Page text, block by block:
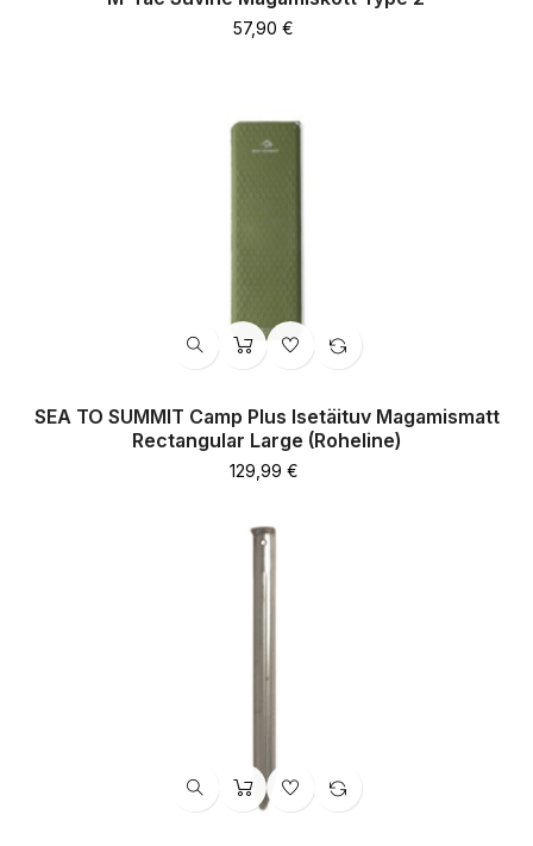
Hind
57,90 €
SEA TO SUMMIT Camp Plus Isetäituv Magamismatt
Rectangular Large (roheline)
Hind
129,99 €